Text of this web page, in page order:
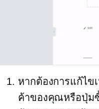
หากต้องการแก้ไ
ค้าของคุณหรือปุ่ม